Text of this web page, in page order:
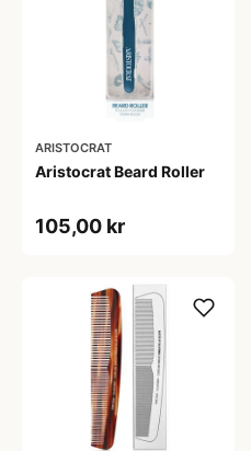
ARISTOCRAT
Aristocrat Beard Roller
105,00 kr